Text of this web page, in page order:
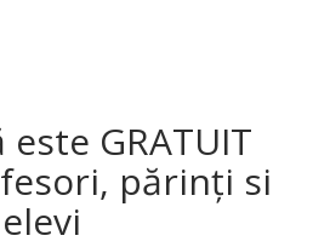
este GRATUIT
părinți si
elevi